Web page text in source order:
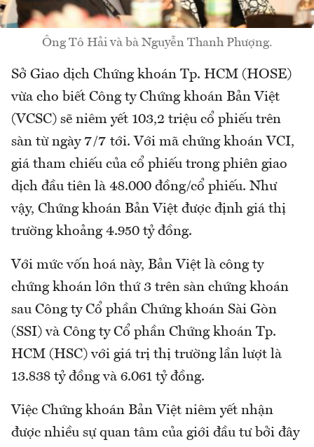
Ông Tô Hải và bà Nguyễn Thanh Phượng.
Sở Giao dịch Chứng khoán Tp. HCM (HOSE)
vừa cho biết Công ty Chứng khoán Bản Việt
(VCSC) sẽ niêm yết 103,2 triệu cổ phiếu trên
sàn từ ngày 7/7 tới. Với mã chứng khoán VCI,
giá tham chiếu của cổ phiếu trong phiên giao
dịch đầu tiên là 48.000 đồng/cổ phiếu. Như
vậy, Chứng khoán Bản Việt được định giá thị
trường khoảng 4.950 tỷ đồng.
Với mức vốn hoá này, Bản Việt là công ty
chứng khoán lớn thứ 3 trên sàn chứng khoán
sau Công ty Cổ phần Chứng khoán Sài Gòn
(SSI) và Công ty Cổ phần Chứng khoán Tp.
HCM (HSC) với giá trị thị trường lần lượt là
13.838 tỷ đồng và 6.061 tỷ đồng.
Việc Chứng khoán Bản Việt niêm yết nhận
được nhiều sự quan tâm của giới đầu tư bởi đây